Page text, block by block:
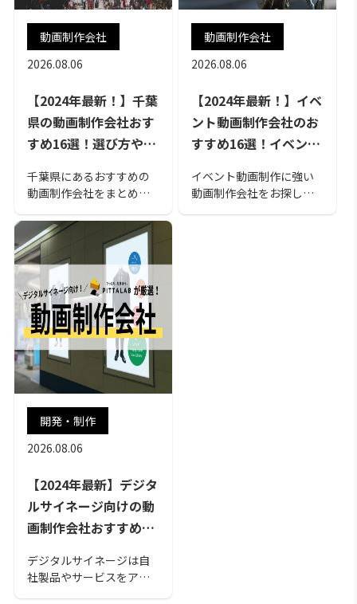
動画制作会社
2026.08.06
【2024年最新！】千葉
県の動画制作会社おす
すめ16選！選び方や相
千葉県にあるおすすめの
動画制作会社をまとめま
び方や費用相場も解説し
ているので、動画制作を
検討されている方はぜひ
参考にしてください。
動画制作会社
2026.08.06
【2024年最新！】イベ
ント動画制作会社のお
すすめ16選！イベント
方のポイントも解説
イベント動画制作に強い
動画制作会社をお探しの
開発・制作
2026.08.06
【2024年最新】デジタ
ルサイネージ向けの動
画制作会社おすすめ12
解説
デジタルサイネージは自
社製品やサービスをアピ